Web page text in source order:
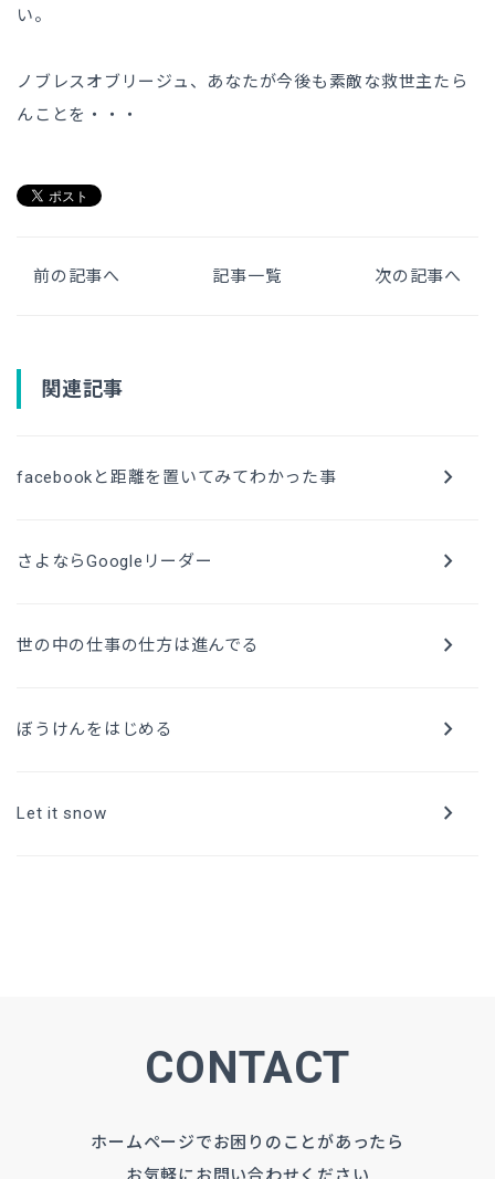
い。
ノブレスオブリージュ、あなたが今後も素敵な救世主たら
んことを・・・
前の記事へ 記事一覧 次の記事へ
関連記事
facebookと距離を置いてみてわかった事 chevron_right
さよならGoogleリーダー chevron_right
世の中の仕事の仕方は進んでる chevron_right
ぼうけんをはじめる chevron_right
Let it snow chevron_right
CONTACT
ホームページでお困りのことがあったら